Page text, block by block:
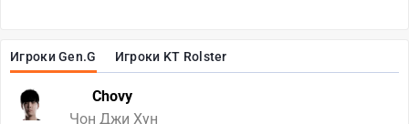
Игроки Gen.G Игроки KT Rolster
Chovy
Чон Джи Хун